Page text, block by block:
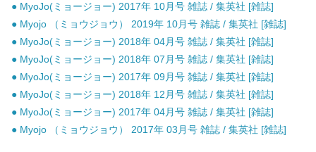
● MyoJo(ミョージョー) 2017年 10月号 雑誌 / 集英社 [雑誌]
● Myojo （ミョウジョウ） 2019年 10月号 雑誌 / 集英社 [雑誌]
● MyoJo(ミョージョー) 2018年 04月号 雑誌 / 集英社 [雑誌]
● MyoJo(ミョージョー) 2018年 07月号 雑誌 / 集英社 [雑誌]
● MyoJo(ミョージョー) 2017年 09月号 雑誌 / 集英社 [雑誌]
● MyoJo(ミョージョー) 2018年 12月号 雑誌 / 集英社 [雑誌]
● MyoJo(ミョージョー) 2017年 04月号 雑誌 / 集英社 [雑誌]
● Myojo （ミョウジョウ） 2017年 03月号 雑誌 / 集英社 [雑誌]